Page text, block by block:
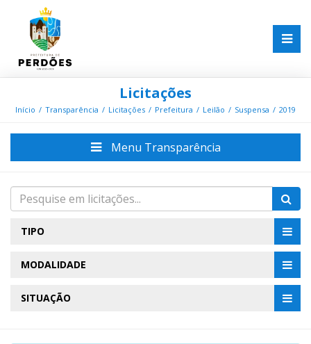
Licitações
Início Transparência Licitações Prefeitura Leilão Suspensa 2019
Menu Transparência
TIPO
MODALIDADE
SITUAÇÃO